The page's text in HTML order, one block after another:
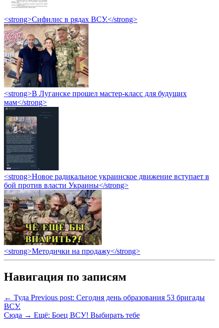
<strong>Сифилис в рядах ВСУ.</strong>
<strong>В Луганске прошел мастер-класс для будущих
мам</strong>
<strong>Новое радикальное украинское движение вступает в
бой против власти Украины</strong>
<strong>Методички на продажу</strong>
Навигация по записям
← Туда Previous post: Сегодня день образования 53 бригады
ВСУ.
Сюда → Ещё: Боец ВСУ! Выбирать тебе